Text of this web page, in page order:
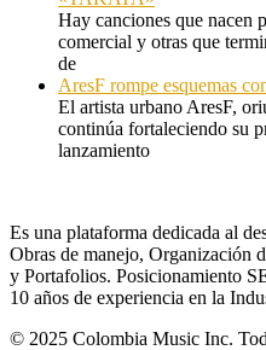
Hay canciones que nacen
comercial y otras que
de
AresF rompe esquemas
El artista urbano AresF,
continúa fortaleciendo su
lanzamiento
Es una plataforma dedicada al
Obras de manejo, Organización
y Portafolios. Posicionamiento
10 años de experiencia en la
© 2025 Colombia Music Inc.